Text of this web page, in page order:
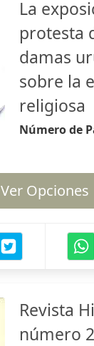
La
protesta
damas
sobre la
religiosa
Número de
Ver Opciones
Revista
número